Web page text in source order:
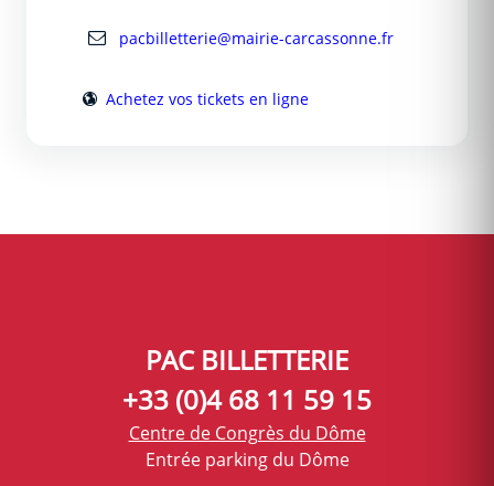
pacbilletterie@mairie-carcassonne.fr
Achetez vos tickets en ligne
PAC BILLETTERIE
+33 (0)4 68 11 59 15
Centre de Congrès du Dôme
Entrée parking du Dôme